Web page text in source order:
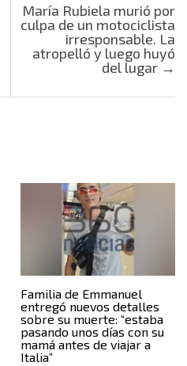
María Rubiela murió por
culpa de un motociclista
irresponsable. La
atropelló y luego huyó
del lugar→
Familia de Emmanuel
entregó nuevos detalles
sobre su muerte: “estaba
pasando unos días con su
mamá antes de viajar a
Italia”